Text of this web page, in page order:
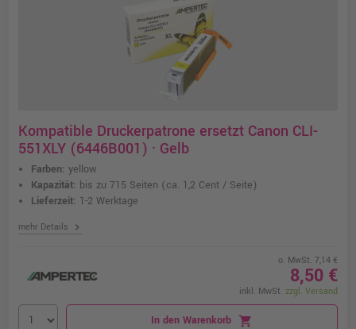
Kompatible Druckerpatrone ersetzt Canon CLI-
551XLY (6446B001) · Gelb
Farben: yellow
Kapazität: bis zu 715 Seiten (ca. 1,2 Cent / Seite)
Lieferzeit: 1-2 Werktage
mehr Details chevron_right
o. MwSt. 7,14 €
8,50 €
inkl. MwSt. zzgl. Versand
In den Warenkorb shopping_cart